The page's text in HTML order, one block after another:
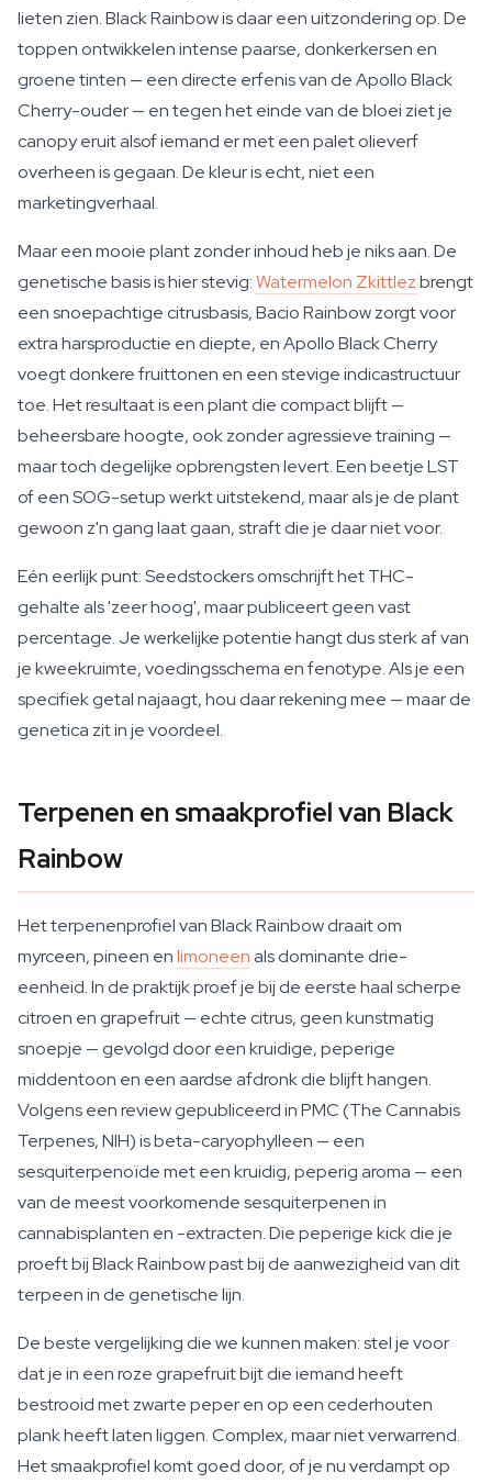
lieten zien. Black Rainbow is daar een uitzondering op. De
toppen ontwikkelen intense paarse, donkerkersen en
groene tinten — een directe erfenis van de Apollo Black
Cherry-ouder — en tegen het einde van de bloei ziet je
canopy eruit alsof iemand er met een palet olieverf
overheen is gegaan. De kleur is echt, niet een
marketingverhaal.
Maar een mooie plant zonder inhoud heb je niks aan. De
genetische basis is hier stevig:Watermelon Zkittlezbrengt
een snoepachtige citrusbasis, Bacio Rainbow zorgt voor
extra harsproductie en diepte, en Apollo Black Cherry
voegt donkere fruittonen en een stevige indicastructuur
toe. Het resultaat is een plant die compact blijft —
beheersbare hoogte, ook zonder agressieve training —
maar toch degelijke opbrengsten levert. Een beetje LST
of een SOG-setup werkt uitstekend, maar als je de plant
gewoon z'n gang laat gaan, straft die je daar niet voor.
Eén eerlijk punt: Seedstockers omschrijft het THC-
gehalte als 'zeer hoog', maar publiceert geen vast
percentage. Je werkelijke potentie hangt dus sterk af van
je kweekruimte, voedingsschema en fenotype. Als je een
specifiek getal najaagt, hou daar rekening mee — maar de
genetica zit in je voordeel.
Terpenen en smaakprofiel van Black
Rainbow
Het terpenenprofiel van Black Rainbow draait om
myrceen, pineen enlimoneenals dominante drie-
eenheid. In de praktijk proef je bij de eerste haal scherpe
citroen en grapefruit — echte citrus, geen kunstmatig
snoepje — gevolgd door een kruidige, peperige
middentoon en een aardse afdronk die blijft hangen.
Volgens een review gepubliceerd in PMC (The Cannabis
Terpenes, NIH) is beta-caryophylleen — een
sesquiterpenoïde met een kruidig, peperig aroma — een
van de meest voorkomende sesquiterpenen in
cannabisplanten en -extracten. Die peperige kick die je
proeft bij Black Rainbow past bij de aanwezigheid van dit
terpeen in de genetische lijn.
De beste vergelijking die we kunnen maken: stel je voor
dat je in een roze grapefruit bijt die iemand heeft
bestrooid met zwarte peper en op een cederhouten
plank heeft laten liggen. Complex, maar niet verwarrend.
Het smaakprofiel komt goed door, of je nu verdampt op